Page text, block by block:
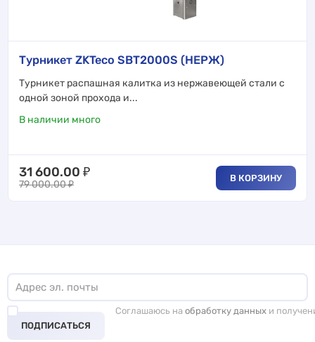
Турникет ZKTeco SBT2000S (НЕРЖ)
Турникет распашная калитка из нержавеющей стали с
одной зоной прохода и...
В наличии много
31 600.00 ₽
79 000.00₽
В КОРЗИНУ
ПОДПИСАТЬСЯ
Соглашаюсь на обработку данных и